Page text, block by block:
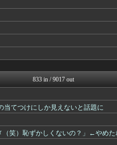
833 in / 9017 out
当てつけにしか見えないと話題に
笑）恥ずかしくないの？」←やめた